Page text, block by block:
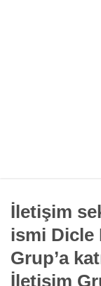
İletişim
ismi Dicle
Grup’a
İletişim